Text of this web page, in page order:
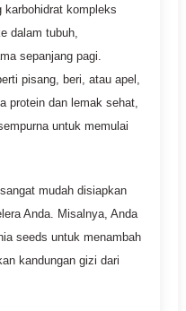
karbohidrat kompleks
dalam tubuh,
sepanjang pagi.
pisang, beri, atau apel,
protein dan lemak sehat,
untuk memulai
mudah disiapkan
Anda. Misalnya, Anda
seeds untuk menambah
kandungan gizi dari